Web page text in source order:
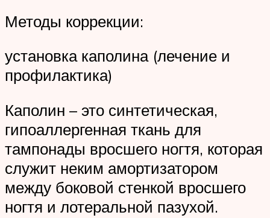
Методы коррекции:
установка каполина (лечение и
профилактика)
Каполин – это синтетическая,
гипоаллергенная ткань для
тампонады вросшего ногтя, которая
служит неким амортизатором
между боковой стенкой вросшего
ногтя и лотеральной пазухой.